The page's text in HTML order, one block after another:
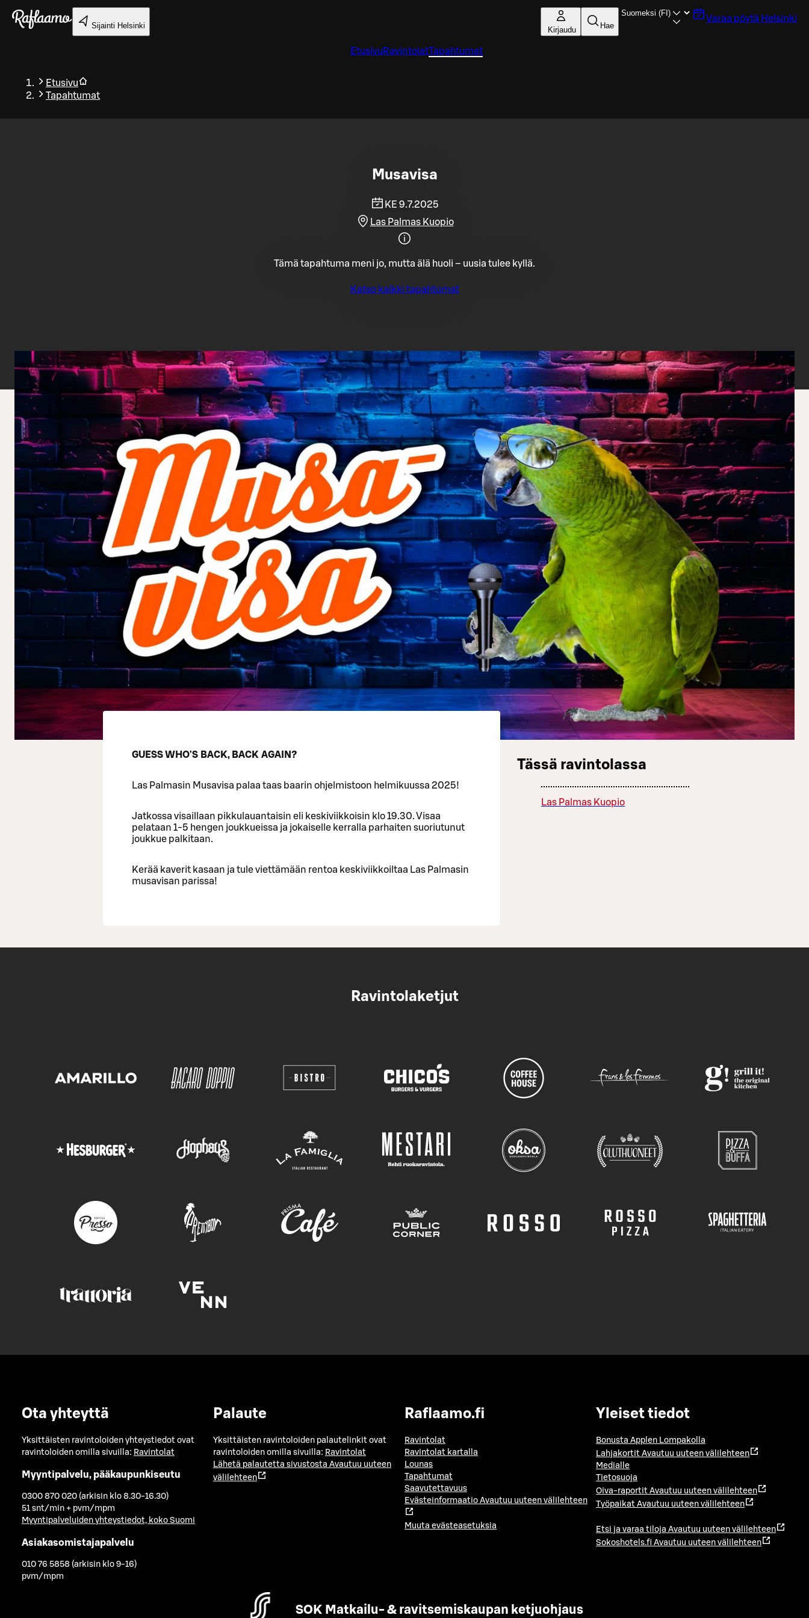
Siirry pääsisältöön
Sijainti Helsinki Kirjaudu Hae
Varaa pöytä Helsinki
Etusivu RavintolatTapahtumat
Etusivu
Tapahtumat
Takaisin
Musavisa
KE 9.7.2025
Las Palmas Kuopio
Tämä tapahtuma meni jo, mutta älä huoli – uusia tulee kyllä.
Katso kaikki tapahtumat
GUESS WHO'S BACK, BACK AGAIN?
Las Palmasin Musavisa palaa taas baarin ohjelmistoon helmikuussa 2025!
Jatkossa visaillaan pikkulauantaisin eli keskiviikkoisin klo 19.30. Visaa
pelataan 1-5 hengen joukkueissa ja jokaiselle kerralla parhaiten suoriutunut
joukkue palkitaan.
Kerää kaverit kasaan ja tule viettämään rentoa keskiviikkoiltaa Las Palmasin
musavisan parissa!
Tässä ravintolassa
Las Palmas Kuopio
Ravintolaketjut
Ota yhteyttä
Yksittäisten ravintoloiden yhteystiedot ovat
ravintoloiden omilla sivuilla: Ravintolat
Myyntipalvelu, pääkaupunkiseutu
0300 870 020 (arkisin klo 8.30-16.30)
51 snt/min + pvm/mpm
Myyntipalveluiden yhteystiedot, koko Suomi
Asiakasomistajapalvelu
010 76 5858 (arkisin klo 9-16)
pvm/mpm
Palaute
Yksittäisten ravintoloiden palautelinkit ovat
ravintoloiden omilla sivuilla: Ravintolat
Lähetä palautetta sivustosta Avautuu uuteen
välilehteen
Raflaamo.fi
Ravintolat
Ravintolat kartalla
Lounas
Tapahtumat
Saavutettavuus
Evästeinformaatio Avautuu uuteen välilehteen
Muuta evästeasetuksia
Yleiset tiedot
Bonusta Applen Lompakolla
Lahjakortit Avautuu uuteen välilehteen
Medialle
Tietosuoja
Oiva-raportit Avautuu uuteen välilehteen
Työpaikat Avautuu uuteen välilehteen
Etsi ja varaa tiloja Avautuu uuteen välilehteen
Sokoshotels.fi Avautuu uuteen välilehteen
SOK Matkailu- & ravitsemiskaupan ketjuohjaus